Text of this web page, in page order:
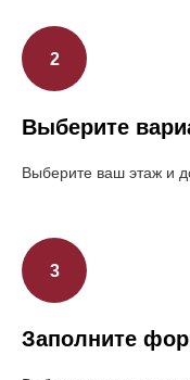
Выберите
Выберите ваш этаж и
Заполните